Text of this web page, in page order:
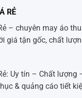
RẺ
– chuyên may áo
giá tận gốc, chất
Uy tín – Chất lượng
& quảng cáo tiết